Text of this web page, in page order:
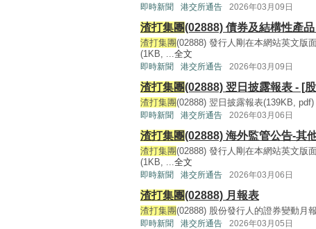
即時新聞 港交所通告 2026年03月09日
渣打集團(02888) 債券及結構性產
渣打集團(02888) 發行人剛在本網站英文版
(1KB, ...全文
即時新聞 港交所通告 2026年03月09日
渣打集團(02888) 翌日披露報表 - [
渣打集團(02888) 翌日披露報表(139KB, pdf)
即時新聞 港交所通告 2026年03月06日
渣打集團(02888) 海外監管公告-其
渣打集團(02888) 發行人剛在本網站英文版
(1KB, ...全文
即時新聞 港交所通告 2026年03月06日
渣打集團(02888) 月報表
渣打集團(02888) 股份發行人的證券變動月
即時新聞 港交所通告 2026年03月05日